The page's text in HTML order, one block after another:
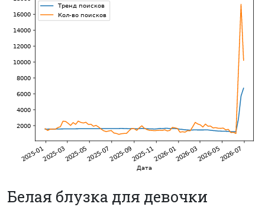
Белая блузка для девочки